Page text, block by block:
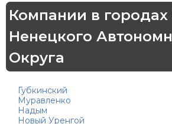
Компании в
Ненецкого
Округа
Губкинский
Муравленко
Надым
Новый Уренгой